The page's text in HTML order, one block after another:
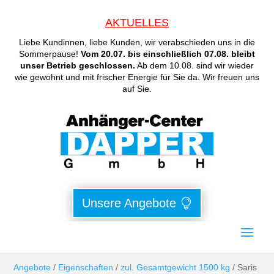
AKTUELLES
Liebe Kundinnen, liebe Kunden, wir verabschieden uns in die
Sommerpause! Vom 20.07. bis einschließlich 07.08. bleibt
unser Betrieb geschlossen. Ab dem 10.08. sind wir wieder
wie gewohnt und mit frischer Energie für Sie da. Wir freuen uns
auf Sie.
Unsere Angebote
Angebote / Eigenschaften /zul. Gesamtgewicht 1500 kg / Saris